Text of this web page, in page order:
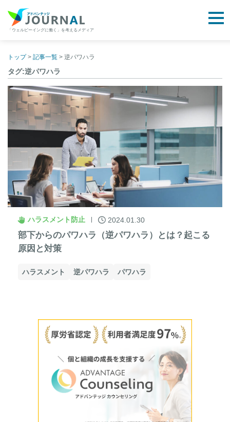
content
「ウェルビーイングに働く」を考えるメディア
トップ> 記事一覧 > 逆パワハラ
タグ:逆パワハラ
ハラスメント防止 2024.01.30
部下からのパワハラ（逆パワハラ）とは？起こる
原因と対策
ハラスメント 逆パワハラ パワハラ